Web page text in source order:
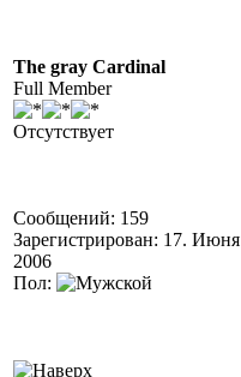
The gray Cardinal
Full Member
Отсутствует
Сообщений: 159
Зарегистрирован: 17. Июня
2006
Пол: